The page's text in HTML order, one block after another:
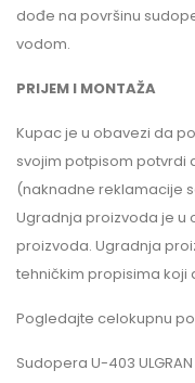
dođe na površinu
vodom.
PRIJEM I MONTAŽA
Kupac je u obavezi da
svojim potpisom potvrdi
(naknadne reklamacije
Ugradnja proizvoda je u
proizvoda. Ugradnja
tehničkim propisima koji
Pogledajte celokupnu
Sudopera U-403